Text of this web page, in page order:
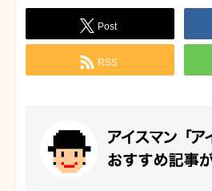
Post
RSS